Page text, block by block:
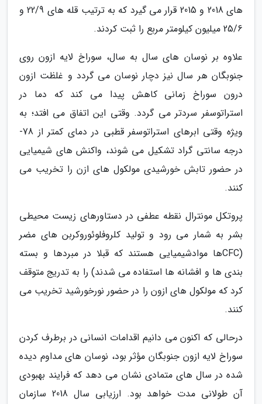
های 2018 و 2015 قرار می گیرد که به ترتیب قله های 22/9 و
25/6 میلیون کیلومتر مربع را ثبت کردند.
علاوه بر نوسان های سال به سال، سوراخ لایه ازون روی
جنوبگان هر سال نیز دچار نوسان می گردد و غلظت ازون
درون سوراخ زمانی کاهش پیدا می کند که دما در
استراتوسفر سردتر می گردد. وقتی این اتفاق می افتد؛ به
ویژه وقتی ابرهای استراتوسفر قطبی در دمای کمتر از 78-
درجه سانتی گراد تشکیل می شوند، واکنش های شیمیایی
در حضور تابش خورشیدی مولکول های ازن را تخریب می
کنند.
پروتکل مونترال نقطه عطفی در دستاورهای زیست محیطی
بشر به شمار می رود و تولید کلروفلوئوروکربن های مضر
(CFCها موادشیمیایی هستند که قبلا در مبردها و بسته
بندی ها و افشانه ها استفاده می شدند) را به تدریج متوقف
کرد که مولکول های ازون را در حضور نورخورشید تخریب می
کنند.
درحالی که اکنون می دانیم اقدامات انسانی در برطرف کردن
سوراخ لایه ازون جنوبگان مؤثر بود، نوسان های مداوم دیده
شده در سال های متمادی نشان می دهد که فرایند بهبودی
آن طولانی مدت خواهد بود. ارزیابی سال 2018 سازمان